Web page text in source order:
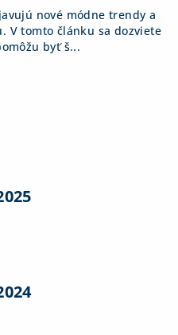
nové módne trendy a
V tomto článku sa dozviete
byť š...